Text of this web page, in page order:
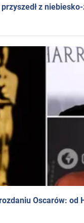
z
Oscarów: od